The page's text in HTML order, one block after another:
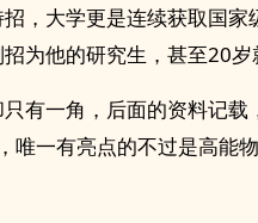
，大学更是连续获取国家
为他的研究生，甚至20岁
有一角，后面的资料记
唯一有亮点的不过是高能